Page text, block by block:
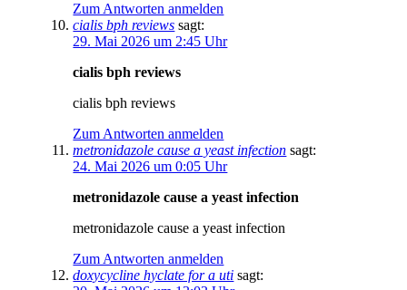
Zum Antworten anmelden
cialis bph reviews sagt:
29. Mai 2026 um 2:45 Uhr
cialis bph reviews
cialis bph reviews
Zum Antworten anmelden
metronidazole cause a yeast infection sagt:
24. Mai 2026 um 0:05 Uhr
metronidazole cause a yeast infection
metronidazole cause a yeast infection
Zum Antworten anmelden
doxycycline hyclate for a uti sagt: